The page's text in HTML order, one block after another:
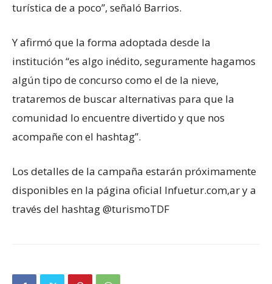
turística de a poco”, señaló Barrios.
Y afirmó que la forma adoptada desde la
institución “es algo inédito, seguramente hagamos
algún tipo de concurso como el de la nieve,
trataremos de buscar alternativas para que la
comunidad lo encuentre divertido y que nos
acompañe con el hashtag”.
Los detalles de la campaña estarán próximamente
disponibles en la página oficial Infuetur.com,ar y a
través del hashtag @turismoTDF